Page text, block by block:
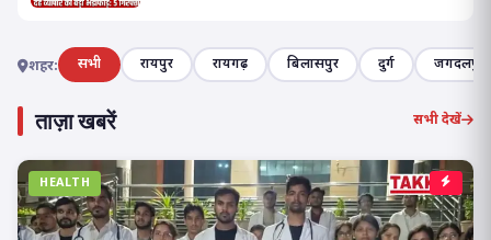
शहर: सभी रायपुर रायगढ़ बिलासपुर दुर्ग जगदलपुर
ताज़ा खबरें सभी देखें
HEALTH